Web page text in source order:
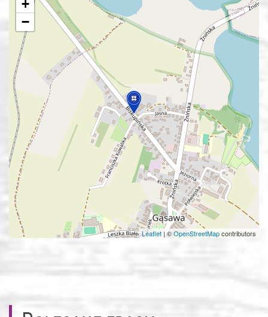
+
−
Leaflet |©OpenStreetMapcontributors